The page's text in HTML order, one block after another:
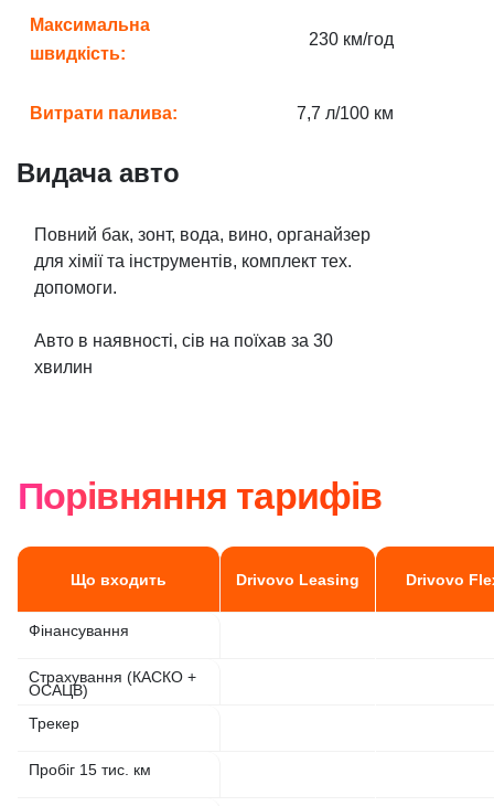
Максимальна
швидкість:
230 км/год
Витрати палива: 7,7 л/100 км
Видача авто
Повний бак, зонт, вода, вино, органайзер
для хімії та інструментів, комплект тех.
допомоги.
Авто в наявності, сів на поїхав за 30
хвилин
Порівняння тарифів
Що входить
Фінансування
Страхування (КАСКО +
ОСАЦВ)
Трекер
Пробіг 15 тис. км
Drivovo Leasing Drivovo